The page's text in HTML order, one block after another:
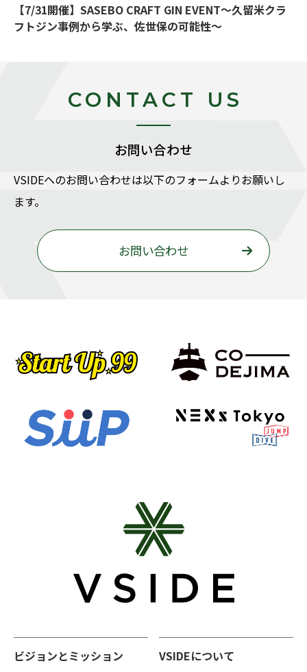
【7/31開催】SASEBO CRAFT GIN EVENT～久留米クラ
フトジン事例から学ぶ、佐世保の可能性～
CONTACT US
お問い合わせ
VSIDEヘのお問い合わせは以下のフォームよりお願いし
ます。
お問い合わせ
ビジョンとミッション VSIDEについて